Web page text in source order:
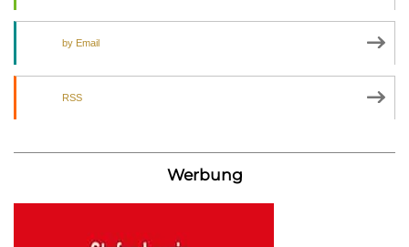
by Email
RSS
Werbung